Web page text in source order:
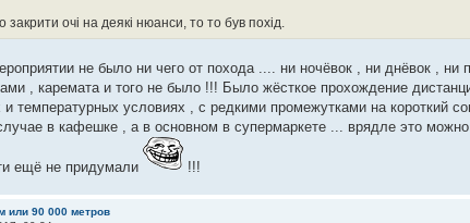
закрити очі на деякі нюанси, то то був похід.
не было ни чего от похода .... ни ночёвок , ни днёвок , ни
, каремата и того не было !!! Было жёсткое прохождение
и температурных условиях , с редкими промежутками на короткий
в кафешке , а в основном в супермаркете ... врядле это можно
ещё не придумали !!!
или 90 000 метров